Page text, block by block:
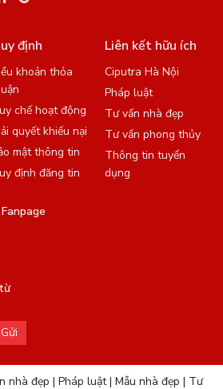
định
khoản thỏa
chế hoạt động
quyết khiếu nại
mật thông tin
định đăng tin
Liên kết hữu ích
Ciputra Hà Nội
Pháp luật
Tư vấn nhà đẹp
Tư vấn phong thủy
Thông tin tuyển
dụng
Gửi
nhà đẹp |Pháp luật|Mẫu nhà đẹp | Tư